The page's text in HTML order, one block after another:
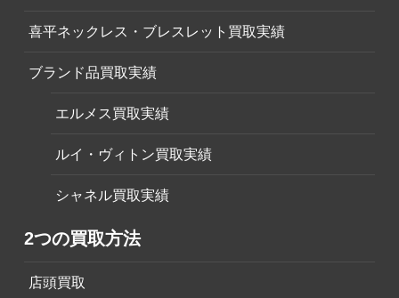
喜平ネックレス・ブレスレット買取実績
ブランド品買取実績
エルメス買取実績
ルイ・ヴィトン買取実績
シャネル買取実績
2つの買取方法
店頭買取